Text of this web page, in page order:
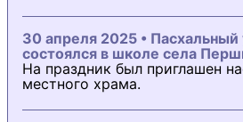
30 апреля 2025 • Пасхальный
состоялся в школе села
На праздник был приглашен
местного храма.